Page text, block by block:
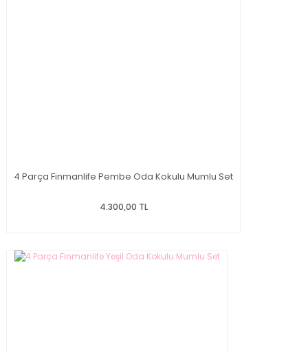
4 Parça Finmanlife Pembe Oda Kokulu Mumlu Set
4.300,00 TL